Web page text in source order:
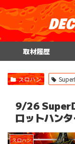
取材履歴
スロハン
9/26
ロットハン
スロハン